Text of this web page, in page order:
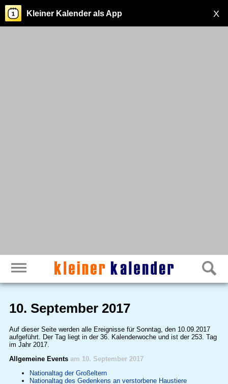
X
Kleiner Kalender als App
10. September 2017
Auf dieser Seite werden alle Ereignisse für Sonntag, den 10.09.2017
aufgeführt. Der Tag liegt in der 36. Kalenderwoche und ist der 253. Tag
im Jahr 2017.
Allgemeine Events am 10. September 2017
Nationaltag der Großeltern
Nationaltag des Gedenkens an verstorbene Haustiere